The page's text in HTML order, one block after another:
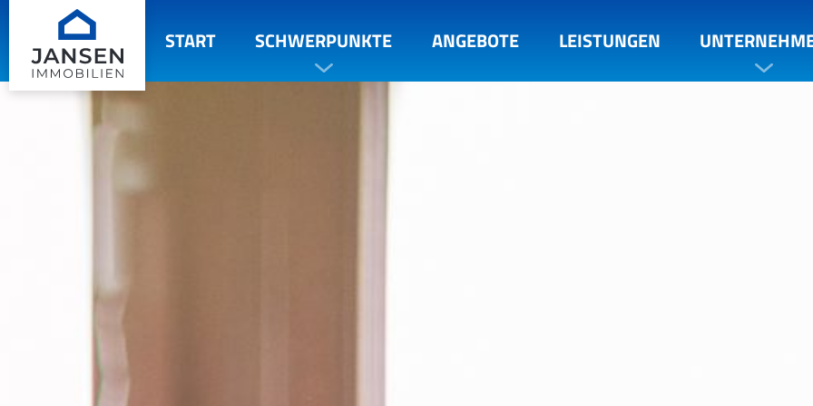
START SCHWERPUNKTE ANGEBOTE LEISTUNGEN